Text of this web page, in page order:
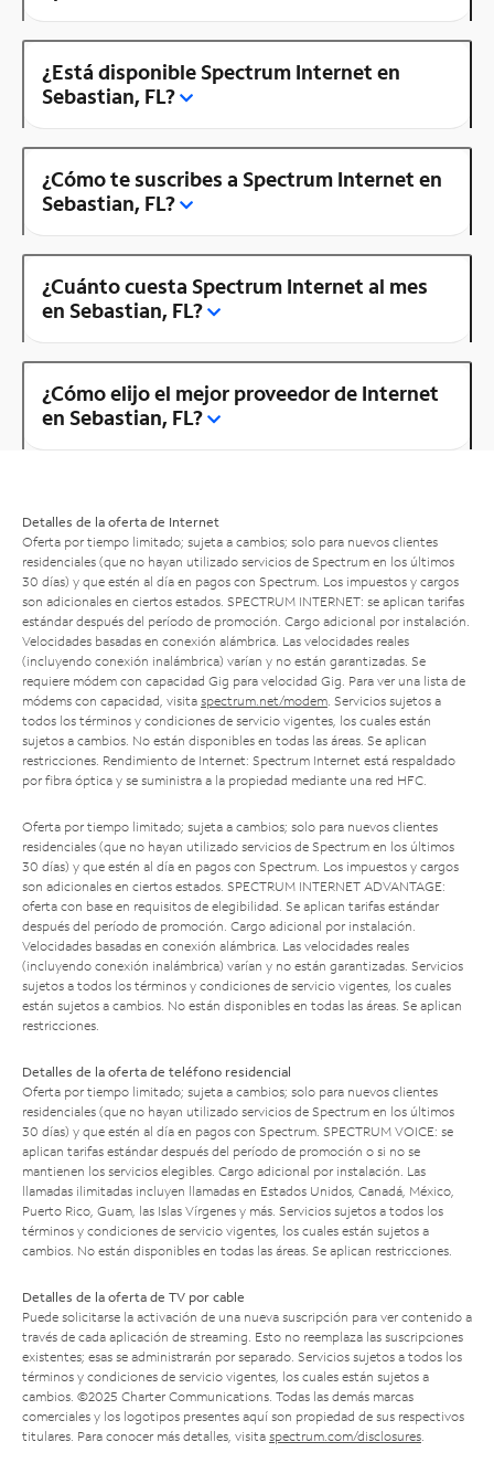
¿Está disponible Spectrum Internet en
Sebastian, FL?
¿Cómo te suscribes a Spectrum Internet en
Sebastian, FL?
¿Cuánto cuesta Spectrum Internet al mes
en Sebastian, FL?
¿Cómo elijo el mejor proveedor de Internet
en Sebastian, FL?
Detalles de la oferta de Internet
Oferta por tiempo limitado; sujeta a cambios; solo para nuevos clientes
residenciales (que no hayan utilizado servicios de Spectrum en los últimos
30 días) y que estén al día en pagos con Spectrum. Los impuestos y cargos
son adicionales en ciertos estados. SPECTRUM INTERNET: se aplican tarifas
estándar después del período de promoción. Cargo adicional por instalación.
Velocidades basadas en conexión alámbrica. Las velocidades reales
(incluyendo conexión inalámbrica) varían y no están garantizadas. Se
requiere módem con capacidad Gig para velocidad Gig. Para ver una lista de
módems con capacidad, visita spectrum.net/modem . Servicios sujetos a
todos los términos y condiciones de servicio vigentes, los cuales están
sujetos a cambios. No están disponibles en todas las áreas. Se aplican
restricciones. Rendimiento de Internet: Spectrum Internet está respaldado
por fibra óptica y se suministra a la propiedad mediante una red HFC.
Oferta por tiempo limitado; sujeta a cambios; solo para nuevos clientes
residenciales (que no hayan utilizado servicios de Spectrum en los últimos
30 días) y que estén al día en pagos con Spectrum. Los impuestos y cargos
son adicionales en ciertos estados. SPECTRUM INTERNET ADVANTAGE:
oferta con base en requisitos de elegibilidad. Se aplican tarifas estándar
después del período de promoción. Cargo adicional por instalación.
Velocidades basadas en conexión alámbrica. Las velocidades reales
(incluyendo conexión inalámbrica) varían y no están garantizadas. Servicios
sujetos a todos los términos y condiciones de servicio vigentes, los cuales
están sujetos a cambios. No están disponibles en todas las áreas. Se aplican
restricciones.
Detalles de la oferta de teléfono residencial
Oferta por tiempo limitado; sujeta a cambios; solo para nuevos clientes
residenciales (que no hayan utilizado servicios de Spectrum en los últimos
30 días) y que estén al día en pagos con Spectrum. SPECTRUM VOICE: se
aplican tarifas estándar después del período de promoción o si no se
mantienen los servicios elegibles. Cargo adicional por instalación. Las
llamadas ilimitadas incluyen llamadas en Estados Unidos, Canadá, México,
Puerto Rico, Guam, las Islas Vírgenes y más. Servicios sujetos a todos los
términos y condiciones de servicio vigentes, los cuales están sujetos a
cambios. No están disponibles en todas las áreas. Se aplican restricciones.
Detalles de la oferta de TV por cable
Puede solicitarse la activación de una nueva suscripción para ver contenido a
través de cada aplicación de streaming. Esto no reemplaza las suscripciones
existentes; esas se administrarán por separado. Servicios sujetos a todos los
términos y condiciones de servicio vigentes, los cuales están sujetos a
cambios. ©2025 Charter Communications. Todas las demás marcas
comerciales y los logotipos presentes aquí son propiedad de sus respectivos
titulares. Para conocer más detalles, visita spectrum.com/disclosures